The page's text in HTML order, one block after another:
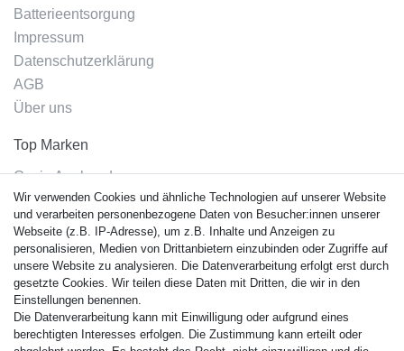
Batterieentsorgung
Impressum
Datenschutzerklärung
AGB
Über uns
Top Marken
Casio Armband
Festina Armband
Citizen Armband
M. Lacroix Armband
J. Lemans Armband
Uhrenarmbänder - Alle
Sicherheit
Wir verwenden Cookies und ähnliche Technologien auf unserer Website
und verarbeiten personenbezogene Daten von Besucher:innen unserer
Webseite (z.B. IP-Adresse), um z.B. Inhalte und Anzeigen zu
personalisieren, Medien von Drittanbietern einzubinden oder Zugriffe auf
unsere Website zu analysieren. Die Datenverarbeitung erfolgt erst durch
gesetzte Cookies. Wir teilen diese Daten mit Dritten, die wir in den
Einstellungen benennen.
Die Datenverarbeitung kann mit Einwilligung oder aufgrund eines
berechtigten Interesses erfolgen. Die Zustimmung kann erteilt oder